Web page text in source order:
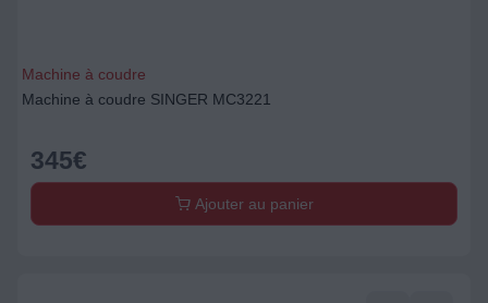
Machine à coudre
Machine à coudre SINGER MC3221
345€
Ajouter au panier